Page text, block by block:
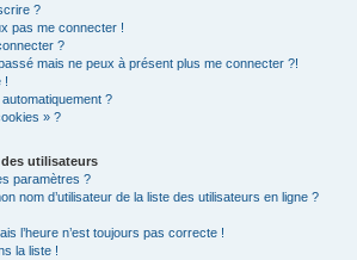
?
pas me connecter !
?
mais ne peux à présent plus me connecter ?!
!
?
» ?
des utilisateurs
paramètres ?
nom d’utilisateur de la liste des utilisateurs en ligne ?
l’heure n’est toujours pas correcte !
la liste !